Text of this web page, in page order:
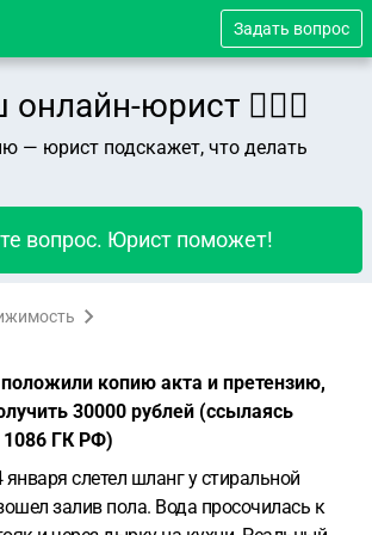
Задать вопрос
юрист 👨🏻‍⚖️
— юрист подскажет, что делать
вопрос. Юрист поможет!
копию акта и претензию,
30000 рублей (ссылаясь
1086 ГК РФ)
января слетел шланг у стиральной
залив пола. Вода просочилась к